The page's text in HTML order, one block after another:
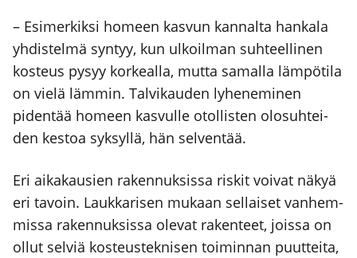
– Esi­mer­kik­si homeen kas­vun kan­nal­ta han­ka­la
yhdis­tel­mä syn­tyy, kun ulkoil­man suh­teel­li­nen
kos­teus pysyy kor­keal­la, mut­ta samal­la läm­pö­ti­la
on vie­lä läm­min. Tal­vi­kau­den lyhe­ne­mi­nen
piden­tää homeen kas­vul­le otol­lis­ten olo­suh­tei­
den kes­toa syk­syl­lä, hän sel­ven­tää.
Eri aika­kausien raken­nuk­sis­sa ris­kit voi­vat näkyä
eri tavoin. Lauk­ka­ri­sen mukaan sel­lai­set van­hem­
mis­sa raken­nuk­sis­sa ole­vat raken­teet, jois­sa on
ollut sel­viä kos­teus­tek­ni­sen toi­min­nan puut­tei­ta,